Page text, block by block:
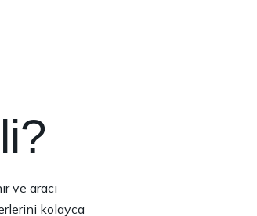
ve aracı
kolayca